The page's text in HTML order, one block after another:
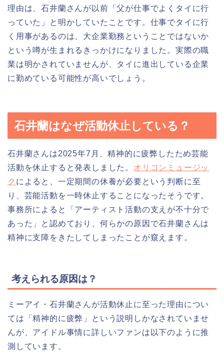
理由は、石井蘭さんが以前「父が仕事でよくタイに行
っていた」と明かしていたことです。仕事でタイに行
く用事があるのは、大企業勤務ということではないか
という噂が生まれるきっかけになりました。実際の職
業は明かされていませんが、タイに進出している企業
に勤めている可能性が高いでしょう。
石井蘭はなぜ活動休止している？
石井蘭さんは2025年7月、精神的に疲弊したため芸能
活動を休止すると発表しました。 オリコンミュージッ
ク によると、一定期間の休養が必要という判断に至
り、芸能活動を一時休止することになったそうです。
事務所によると「アーティスト活動の支えが不十分で
あった」と認めており、何らかの原因で石井蘭さんは
精神に支障をきたしてしまったことが窺えます。
考えられる原因は？
ミーアイ・石井蘭さんが活動休止に至った理由につい
ては「精神的に疲弊」という説明しかなされていませ
んが、アイドル事情に詳しいファンは以下のように推
測しています。